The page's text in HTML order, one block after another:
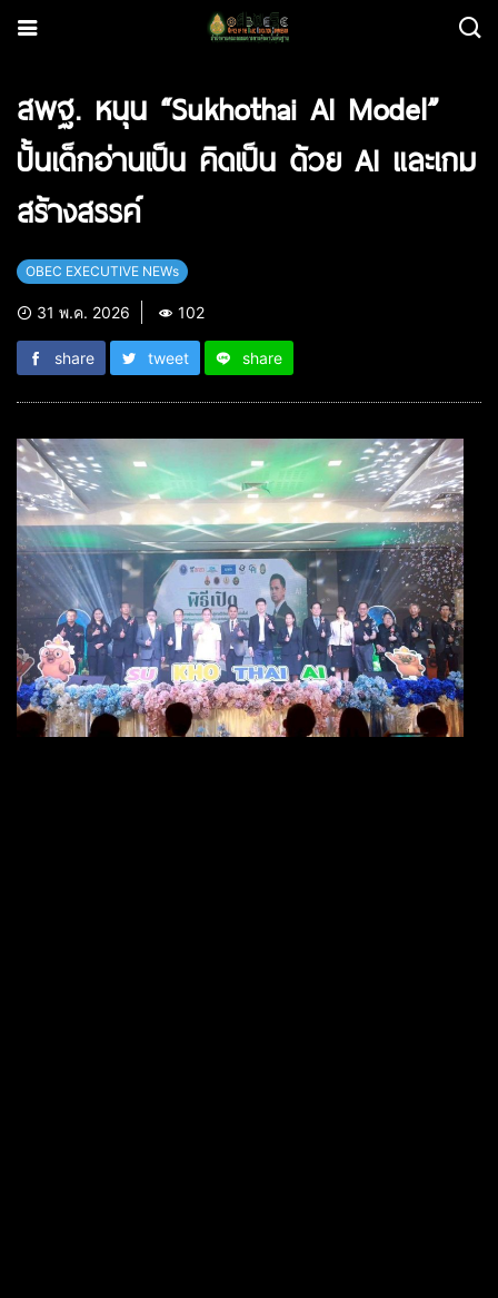
สพฐ. หนุน “Sukhothai AI Model”
ปั้นเด็กอ่านเป็น คิดเป็น ด้วย AI และเกม
สร้างสรรค์
OBEC EXECUTIVE NEWs
31 พ.ค. 2026 102
share tweet share